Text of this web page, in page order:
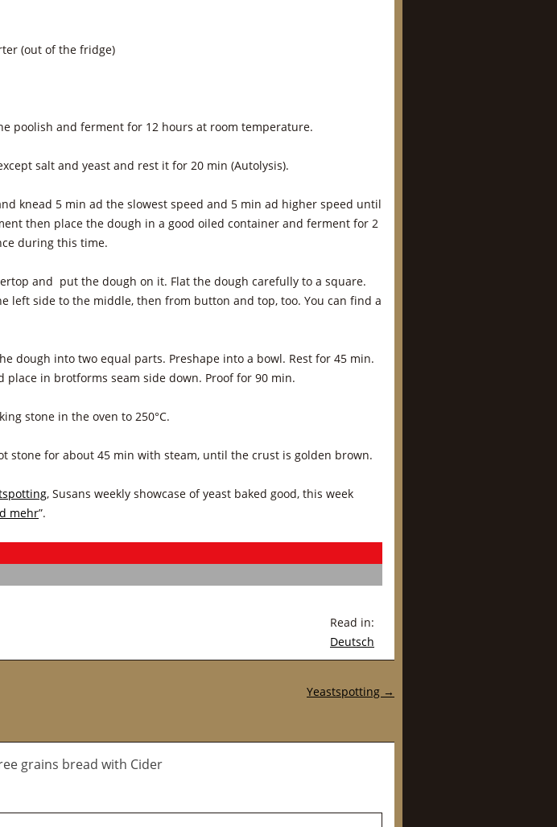
(out of the fridge)
poolish and ferment for 12 hours at room temperature.
salt and yeast and rest it for 20 min (Autolysis).
knead 5 min ad the slowest speed and 5 min ad higher speed until
then place the dough in a good oiled container and ferment for 2
during this time.
and put the dough on it. Flat the dough carefully to a square.
left side to the middle, then from button and top, too. You can find a
dough into two equal parts. Preshape into a bowl. Rest for 45 min.
place in brotforms seam side down. Proof for 90 min.
stone in the oven to 250°C.
stone for about 45 min with steam, until the crust is golden brown.
, Susans weekly showcase of yeast baked good, this week
mehr”.
Read in:
Deutsch
Yeastspotting →
grains bread with Cider